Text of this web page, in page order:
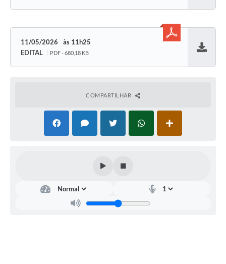
11/05/2026
11h25
EDITAL
PDF - 680,18 KB
COMPARTILHAR